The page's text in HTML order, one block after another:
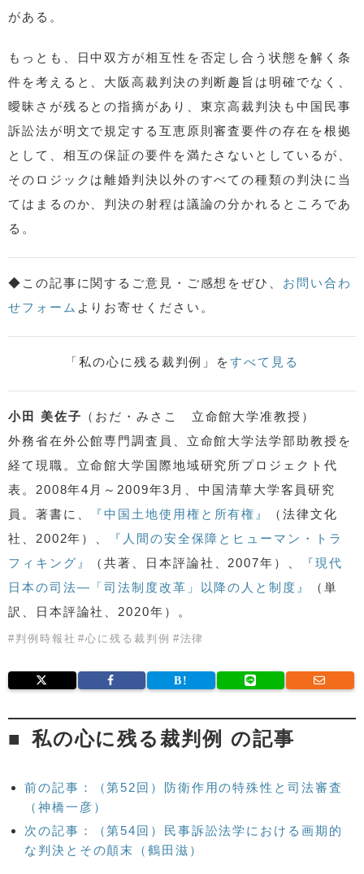
がある。
もっとも、日中双方が相互性を否定し合う状態を解く条
件を考えると、大阪高裁判決の判断趣旨は明確でなく、
曖昧さが残るとの指摘があり、東京高裁判決も中国民事
訴訟法が明文で規定する互恵原則審査要件の存在を根拠
として、相互の保証の要件を満たさないとしているが、
そのロジックは離婚判決以外のすべての種類の判決に当
てはまるのか、判決の射程は議論の分かれるところであ
る。
◆この記事に関するご意見・ご感想をぜひ、 お問い合わ
せフォーム よりお寄せください。
「私の心に残る裁判例」をすべて見る
小田 美佐子 （おだ・みさこ 立命館大学准教授）
外務省在外公館専門調査員、立命館大学法学部助教授を
経て現職。立命館大学国際地域研究所プロジェクト代
表。2008年4月～2009年3月、中国清華大学客員研究
員。著書に、
『中国土地使用権と所有権』
（法律文化
社、2002年）、
『人間の安全保障とヒューマン・トラ
フィキング』
（共著、日本評論社、2007年）、
『現代
日本の司法―「司法制度改革」以降の人と制度』
（単
訳、日本評論社、2020年）。
# 判例時報社 #心に残る裁判例 #法律
私の心に残る裁判例 の記事
前の記事：（第52回）防衛作用の特殊性と司法審査
（神橋一彦）
次の記事：（第54回）民事訴訟法学における画期的
な判決とその顛末（鶴田滋）